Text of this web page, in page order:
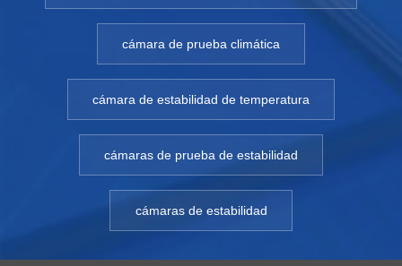
cámara de prueba climática
cámara de estabilidad de temperatura
cámaras de prueba de estabilidad
cámaras de estabilidad